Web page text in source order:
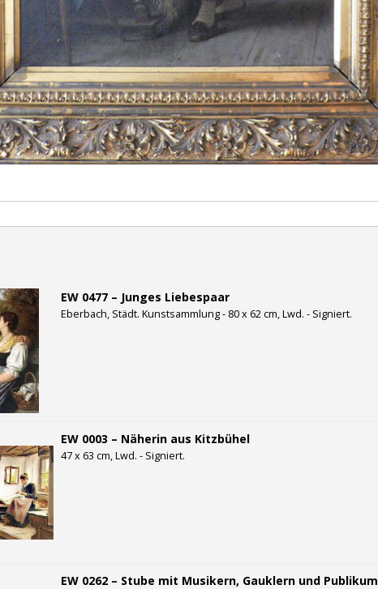
EW 0477 – Junges Liebespaar
Eberbach, Städt. Kunstsammlung - 80 x 62 cm, Lwd. - Signiert.
EW 0003 – Näherin aus Kitzbühel
47 x 63 cm, Lwd. - Signiert.
EW 0262 – Stube mit Musikern, Gauklern und Publikum